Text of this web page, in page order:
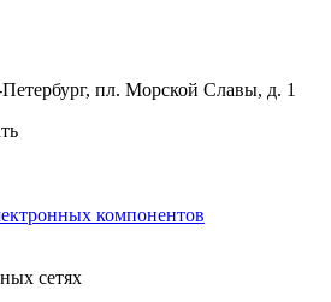
пл. Морской Славы, д. 1
компонентов
сетях